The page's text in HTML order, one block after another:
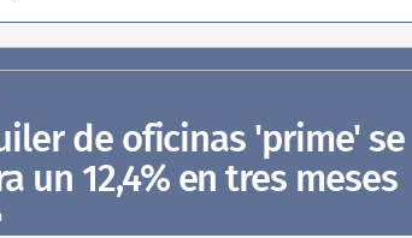
de oficinas 'prime' se
un 12,4% en tres meses